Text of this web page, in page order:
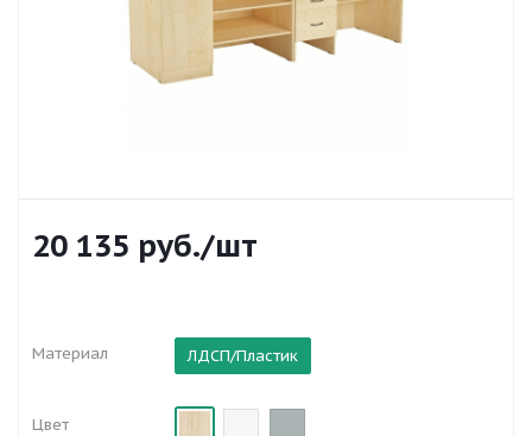
20 135 руб./шт
Материал ЛДСП/Пластик
Цвет